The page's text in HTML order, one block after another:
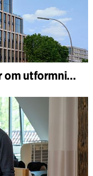
Interview: Julian Weyer om utformningen av B-One